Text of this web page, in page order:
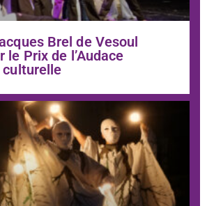
Brel de Vesoul
le Prix de l’Audace